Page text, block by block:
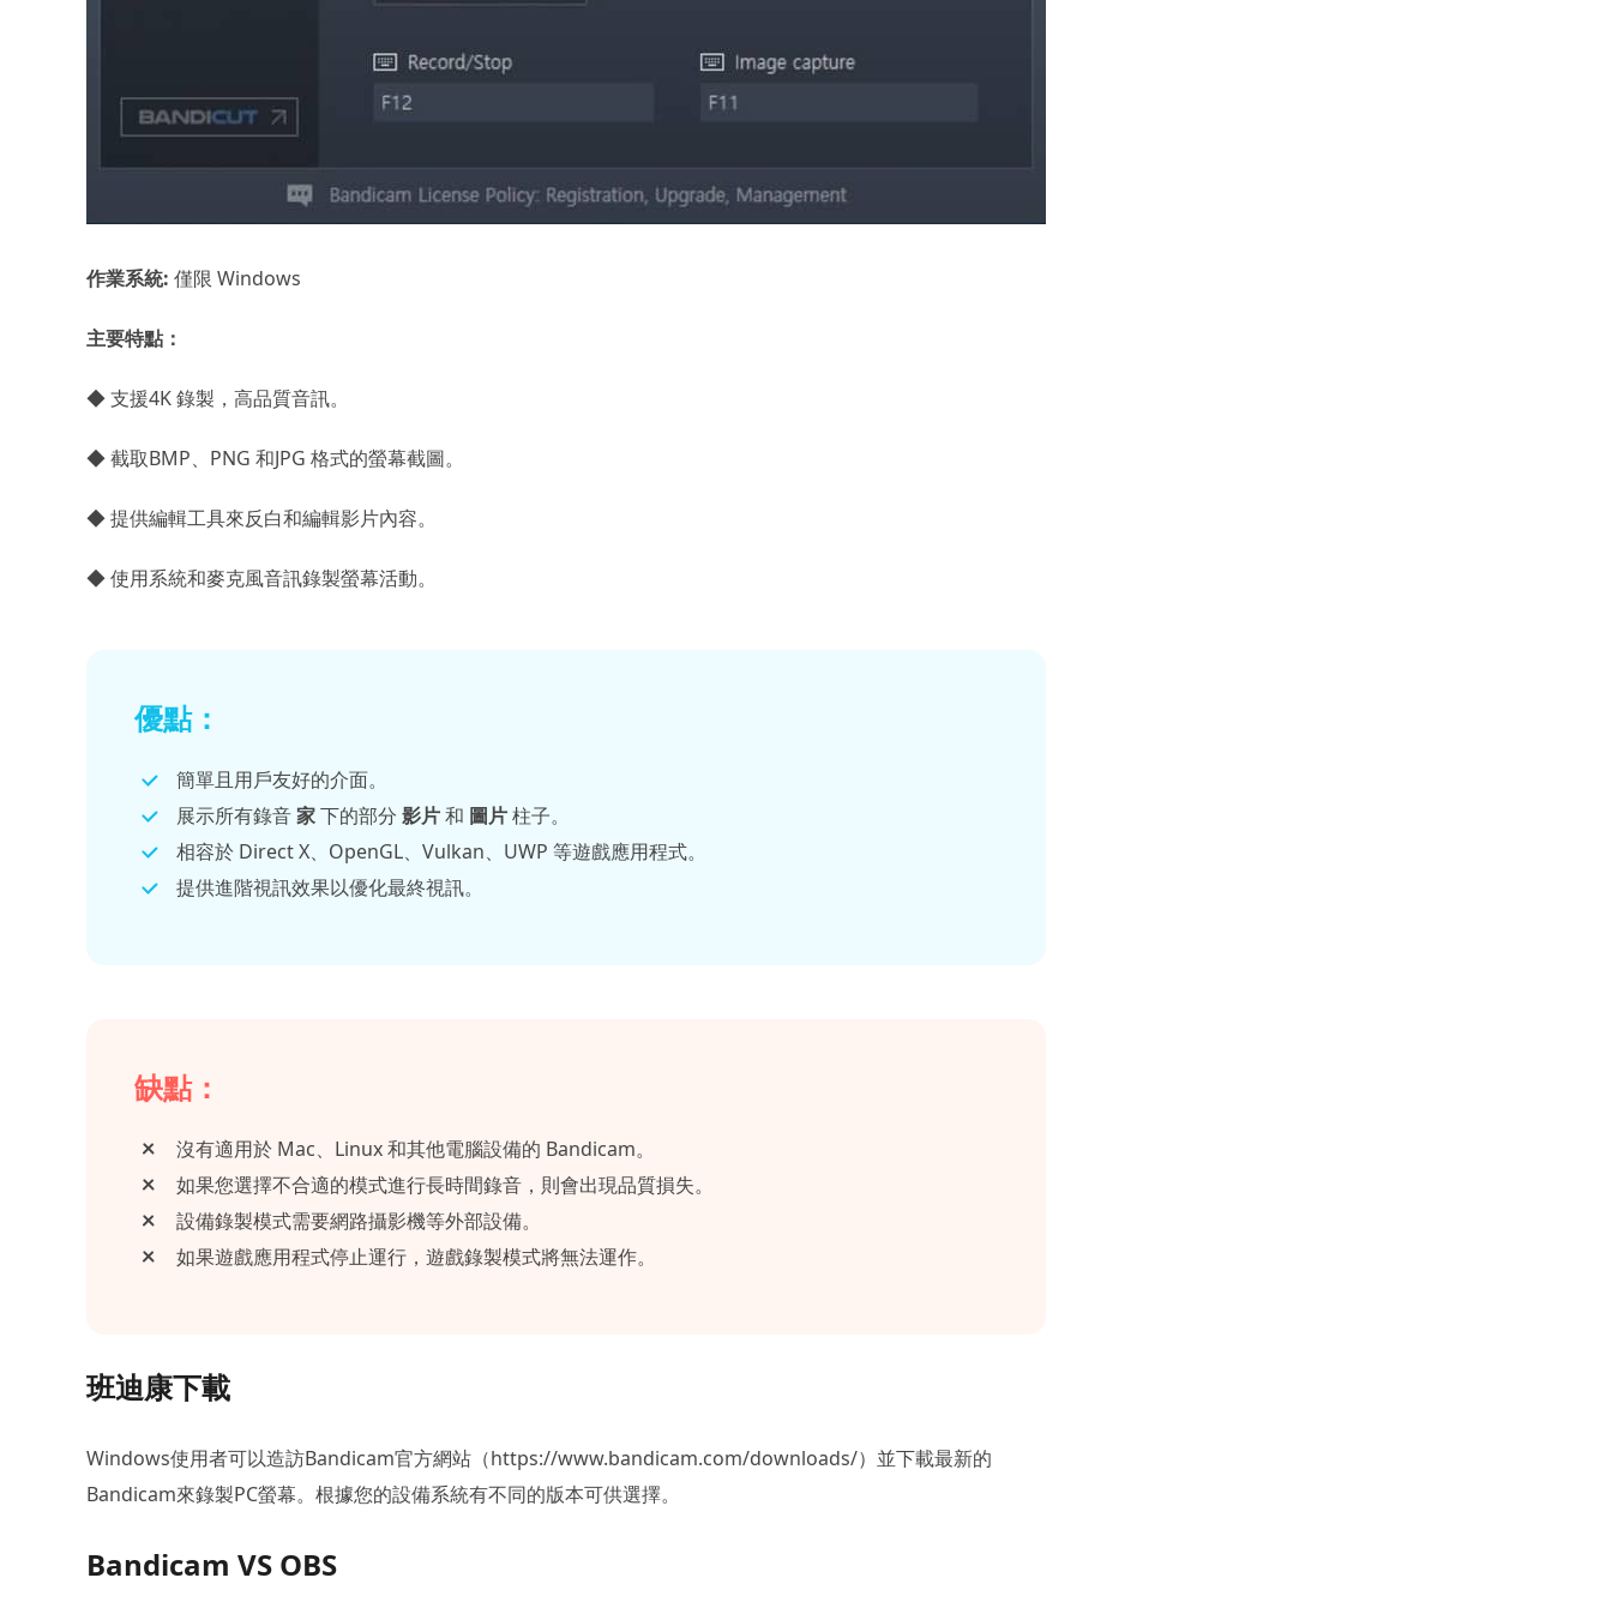
作業系統: 僅限 Windows
主要特點：
◆ 支援4K 錄製，高品質音訊。
◆ 截取BMP、PNG 和JPG 格式的螢幕截圖。
◆ 提供編輯工具來反白和編輯影片內容。
◆ 使用系統和麥克風音訊錄製螢幕活動。
優點：
簡單且用戶友好的介面。
展示所有錄音家下的部分 影片和 圖片柱子。
相容於 Direct X、OpenGL、Vulkan、UWP 等遊戲應用程式。
提供進階視訊效果以優化最終視訊。
缺點：
沒有適用於 Mac、Linux 和其他電腦設備的 Bandicam。
如果您選擇不合適的模式進行長時間錄音，則會出現品質損失。
設備錄製模式需要網路攝影機等外部設備。
如果遊戲應用程式停止運行，遊戲錄製模式將無法運作。
班迪康下載
Windows使用者可以造訪Bandicam官方網站（https://www.bandicam.com/downloads/）並下載最新的
Bandicam來錄製PC螢幕。根據您的設備系統有不同的版本可供選擇。
Bandicam VS OBS